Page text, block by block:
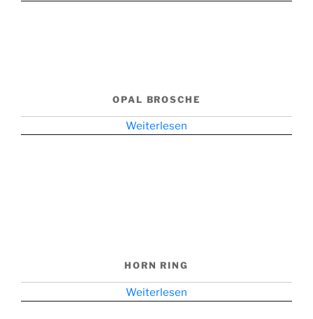
OPAL BROSCHE
Weiterlesen
HORN RING
Weiterlesen